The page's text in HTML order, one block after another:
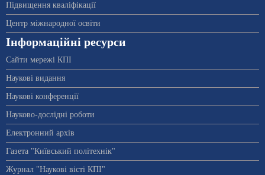
Підвищення кваліфікації
Центр міжнародної освіти
Інформаційні ресурси
Сайти мережі КПІ
Наукові видання
Наукові конференції
Науково-дослідні роботи
Електронний архів
Газета "Київський політехнік"
Журнал "Наукові вісті КПІ"